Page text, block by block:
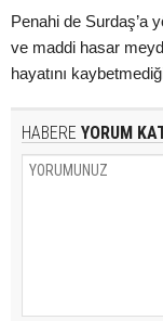
Penahi de Surdaş’a
ve maddi hasar
hayatını
HABERE YORUM